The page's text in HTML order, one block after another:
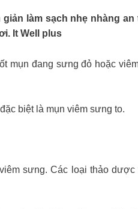
làm sạch nhẹ nhàng
It Well plus
đang sưng đỏ hoặc
biệt là mụn viêm sưng to.
sưng. Các loại thảo dược